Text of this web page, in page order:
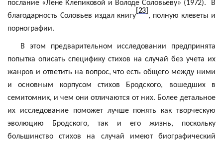
послание «Лене Клепиковой и Володе Соловьеву» (1972).
В
благодарность Соловьев издал книгу
[23]
, полную клеветы и
порнографии.
В этом предварительном исследовании предпринята
попытка описать специфику стихов на случай без учета их
жанров и ответить на вопрос, что есть общего между ними
и основным корпусом стихов Бродского, вошедших в
семитомник, и чем они отличаются от них. Более детальное
их исследование поможет лучше понять как творческую
эволюцию Бродского, так и его жизнь, поскольку
большинство стихов на случай имеют биографический